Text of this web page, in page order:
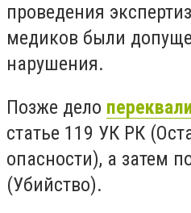
проведения
медиков были
нарушения.
Позже дело
статье 119 УК РК
опасности), а затем
(Убийство).